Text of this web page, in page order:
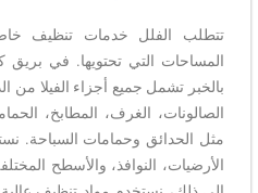
تتطلب الفلل خدمات تنظيف
المساحات التي تحتويها. في
بالخبر تشمل جميع أجزاء الفيلا من
الصالونات، الغرف، المطابخ،
مثل الحدائق وحمامات السباحة.
الأرضيات، النوافذ، والأسطح